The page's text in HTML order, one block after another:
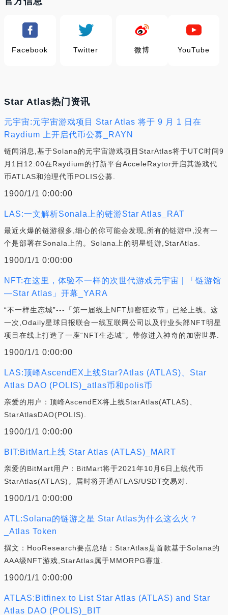
Facebook Twitter 微博 YouTube
Star Atlas热门资讯
元宇宙:元宇宙游戏项目 Star Atlas 将于 9 月 1 日在
Raydium 上开启代币公募_RAYN
链闻消息,基于Solana的元宇宙游戏项目StarAtlas将于UTC时间9
月1日12:00在Raydium的打新平台AcceleRaytor开启其游戏代
币ATLAS和治理代币POLIS公募.
1900/1/1 0:00:00
LAS:一文解析Sonala上的链游Star Atlas_RAT
最近火爆的链游很多,细心的你可能会发现,所有的链游中,没有一
个是部署在Sonala上的。Solana上的明星链游,StarAtlas.
1900/1/1 0:00:00
NFT:在这里，体验不一样的次世代游戏元宇宙 | 「链游馆
—Star Atlas」开幕_YARA
“不一样生态城”---「第一届线上NFT加密狂欢节」已经上线。这
一次,Odaily星球日报联合一线互联网公司以及行业头部NFT明星
项目在线上打造了一座“NFT生态城”。带你进入神奇的加密世界.
1900/1/1 0:00:00
LAS:顶峰AscendEX上线Star?Atlas (ATLAS)、Star
Atlas DAO (POLIS)_atlas币和polis币
亲爱的用户：顶峰AscendEX将上线StarAtlas(ATLAS)、
StarAtlasDAO(POLIS).
1900/1/1 0:00:00
BIT:BitMart上线 Star Atlas (ATLAS)_MART
亲爱的BitMart用户：BitMart将于2021年10月6日上线代币
StarAtlas(ATLAS)。届时将开通ATLAS/USDT交易对.
1900/1/1 0:00:00
ATL:Solana的链游之星 Star Atlas为什么这么火？
_Atlas Token
撰文：HooResearch要点总结：StarAtlas是首款基于Solana的
AAA级NFT游戏,StarAtlas属于MMORPG赛道.
1900/1/1 0:00:00
ATLAS:Bitfinex to List Star Atlas (ATLAS) and Star
Atlas DAO (POLIS)_BIT